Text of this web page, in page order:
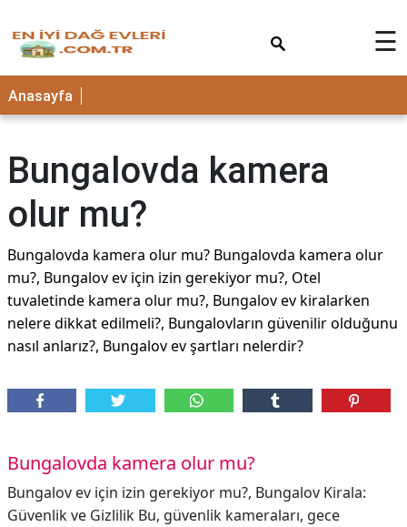
☰
Anasayfa
Bungalovda kamera
olur mu?
Bungalovda kamera olur mu? Bungalovda kamera olur
mu?, Bungalov ev için izin gerekiyor mu?, Otel
tuvaletinde kamera olur mu?, Bungalov ev kiralarken
nelere dikkat edilmeli?, Bungalovların güvenilir olduğunu
nasıl anlarız?, Bungalov ev şartları nelerdir?
Bungalovda kamera olur mu?
Bungalov ev için izin gerekiyor mu?, Bungalov Kirala:
Güvenlik ve Gizlilik Bu, güvenlik kameraları, gece